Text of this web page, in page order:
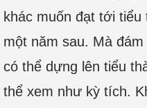
khác muốn đạt tới
một năm sau. Mà
có thể dựng lên tiểu
thể xem như kỳ tích.